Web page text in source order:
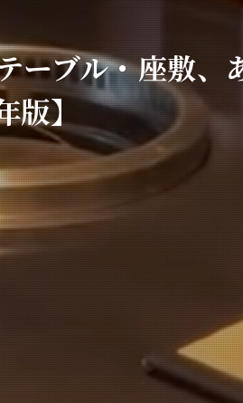
ーブル・座敷、
版】